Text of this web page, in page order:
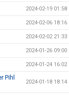
2024-02-19 01:58
2024-02-06 18:16
2024-02-02 21:33
2024-01-26 09:00
2024-01-24 16:02
Pihl
2024-01-18 18:14